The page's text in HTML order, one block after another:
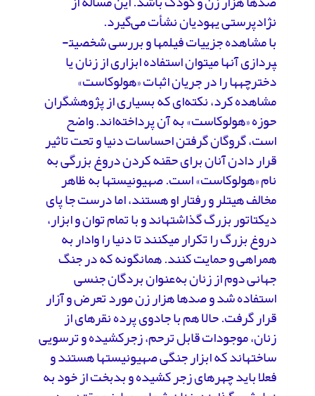
نژادپرستی یهودیان نشأت می‌گیرد.
با مشاهده جزییات فیلم­ها و بررسی شخصیت­
پردازی آنها می­توان استفاده ابزاری از زنان یا
دخترچه­ها را در جریان اثبات «هولوکاست»
مشاهده کرد، نکته‌ای که بسیاری از پژوهشگران
حوزه «هولوکاست» به آن پرداخته‌اند. واضح
است، گروگان گرفتن احساسات دنیا و تحت تاثیر
قرار دادن آنان برای حقنه کردن دروغ بزرگی به
نام «هولوکاست» است. صهیونیست­ها به ظاهر
مخالف هیتلر و رفتار او هستند، اما درست جا پای
دیکتاتور بزرگ گذاشته­اند و با تمام توان و ابزار،
دروغ بزرگ را تکرار می­کنند تا دنیا را وادار به
همراهی و حمایت کنند. همانگونه که در جنگ
جهانی دوم از زنان به‌عنوان بردگان جنسی
استفاده شد و صدها هزار زن مورد تعرض و آزار
قرار گرفت. حالا هم با جادوی پرده­ نقره­ای از
زنان، موجودات قابل ترحم، زجر‌کشیده و ترسویی
ساخته­اند که ابزار جنگی صهیونیست­ها هستند و
فعلا باید چهره­ای زجر کشیده و بدبخت از خود به